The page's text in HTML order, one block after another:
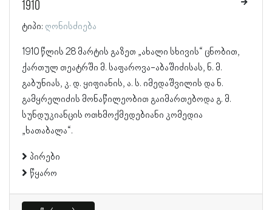
1910
ტიპი: ღონისძიება
1910 წლის 28 მარტის გაზეთ „ახალი სხივის“ ცნობით,
ქართულ თეატრში მ. საფაროვა-აბაშიძისას, ნ. მ.
გაბუნიას, კ. დ. ყიფიანის, ა. ს. იმედაშვილის და ნ.
გამყრელიძის მონაწილეობით გაიმართებოდა გ. მ.
სუნდუკიანცის ოთხმოქმედებიანი კომედია
„ხათაბალა“.
პირები
წყარო